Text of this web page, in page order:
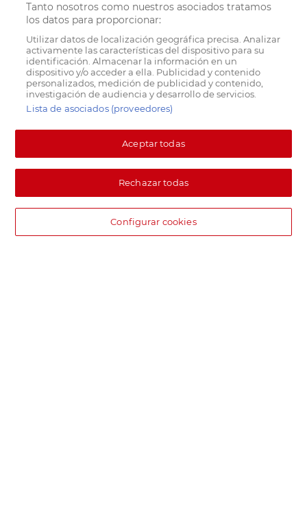
Tanto nosotros como nuestros asociados tratamos
los datos para proporcionar:
Utilizar datos de localización geográfica precisa. Analizar
activamente las características del dispositivo para su
identificación. Almacenar la información en un
dispositivo y/o acceder a ella. Publicidad y contenido
personalizados, medición de publicidad y contenido,
investigación de audiencia y desarrollo de servicios.
Lista de asociados (proveedores)
Aceptar todas
Rechazar todas
Configurar cookies